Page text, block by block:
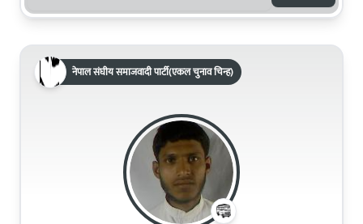
नेपाल संघीय समाजवादी पार्टी(एकल चुनाव चिन्ह)